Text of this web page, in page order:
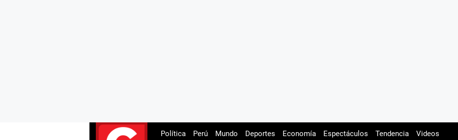
Política Perú Mundo Deportes Economía Espectáculos Tendencia Videos